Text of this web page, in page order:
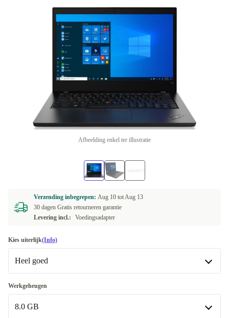
Afbeelding enkel ter illustratie
Verzending inbegrepen: Aug 10 totAug 13
30 dagen Gratis retourneren garantie
Levering incl.:
Voedingsadapter
Kies uiterlijk(Info)
Heel goed
Heel goed
Uitstekend +€89,01
Werkgeheugen
8.0 GB